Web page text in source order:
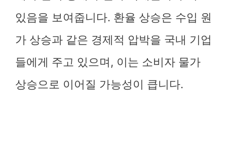
있음을 보여줍니다. 환율 상승은 수입 원
가 상승과 같은 경제적 압박을 국내 기업
들에게 주고 있으며, 이는 소비자 물가
상승으로 이어질 가능성이 큽니다.